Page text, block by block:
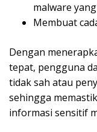
malware
Membuat
Dengan
tepat, pengguna
tidak sah atau
sehingga
informasi sensitif